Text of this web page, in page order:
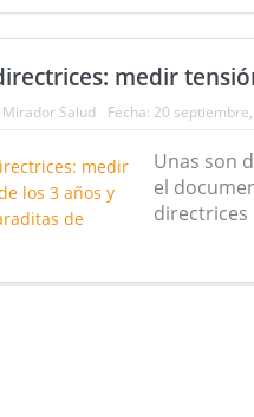
medir
Mirador Salud Fecha: 20
Unas son
el
directrices